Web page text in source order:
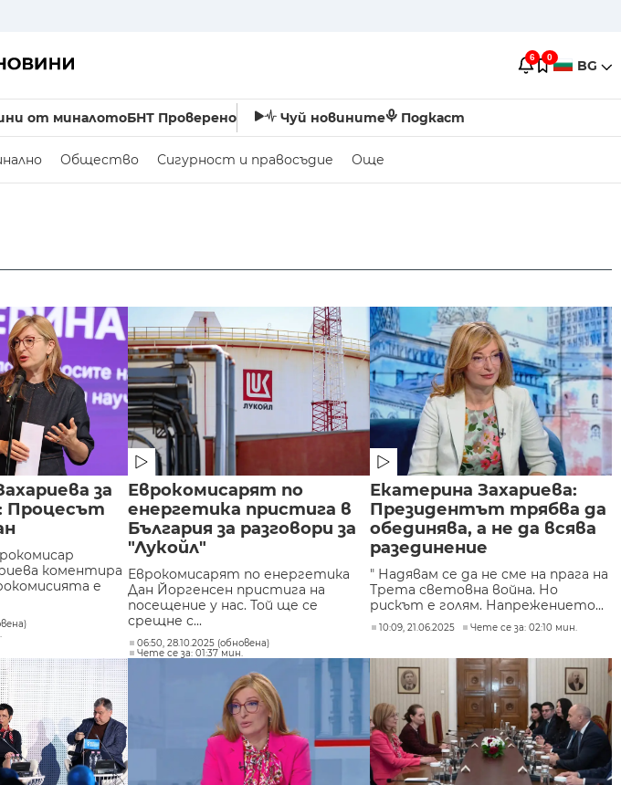
6 0 BG
от миналотоБНТ Проверено Чуй новините Подкаст
Общество Сигурност и правосъдие Още
за
Процесът
коментира
е
Еврокомисарят по
енергетика пристига в
България за разговори за
"Лукойл"
Еврокомисарят по енергетика
Дан Йоргенсен пристига на
посещение у нас. Той ще се
срещне с...
06:50, 28.10.2025 (обновена)
Чете се за: 01:37 мин.
Екатерина Захариева:
Президентът трябва да
обединява, а не да всява
разединение
" Надявам се да не сме на прага на
Трета световна война. Но
рискът е голям. Напрежението...
10:09, 21.06.2025 Чете се за: 02:10 мин.